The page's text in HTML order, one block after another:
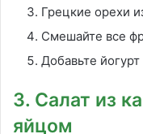
Грецкие орехи
Смешайте все
Добавьте
3. Салат из
яйцом